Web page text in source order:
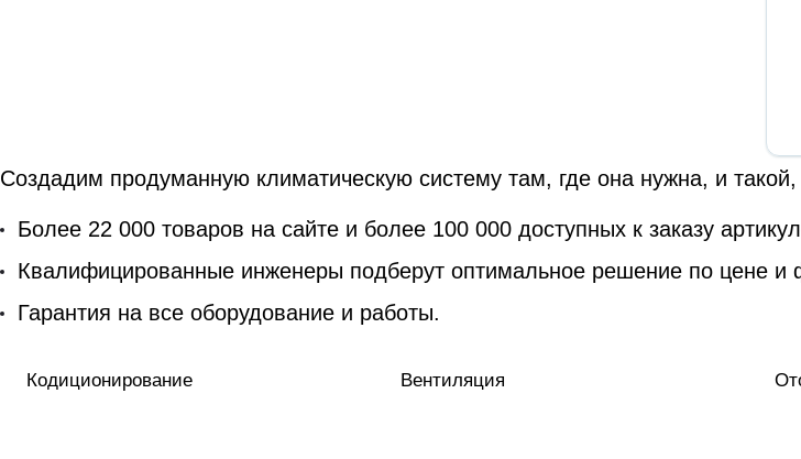
Создадим продуманную климатическую систему там, где она нужна, и
Более 22 000 товаров на сайте и более 100 000 доступных к заказу
Квалифицированные инженеры подберут оптимальное решение по цене и
Гарантия на все оборудование и работы.
Кодиционирование Вентиляция